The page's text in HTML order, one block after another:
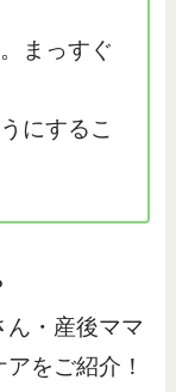
まっすぐ
にするこ
ん・産後ママ
をご紹介！